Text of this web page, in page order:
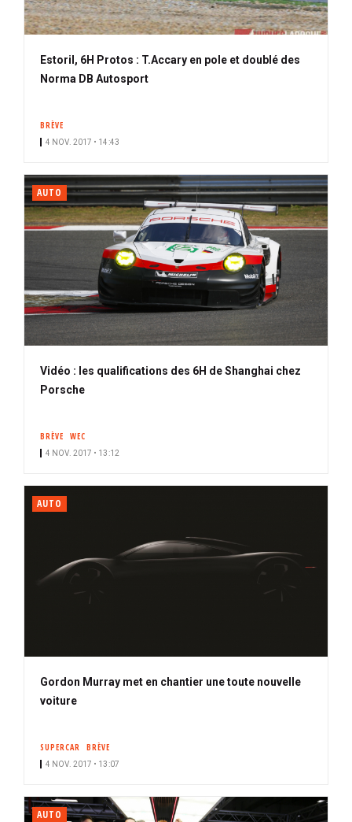
Estoril, 6H Protos : T.Accary en pole et doublé des
Norma DB Autosport
BRÈVE
4 NOV. 2017 • 14:43
AUTO
Vidéo : les qualifications des 6H de Shanghai chez
Porsche
BRÈVE WEC
4 NOV. 2017 • 13:12
AUTO
Gordon Murray met en chantier une toute nouvelle
voiture
SUPERCAR BRÈVE
4 NOV. 2017 • 13:07
AUTO